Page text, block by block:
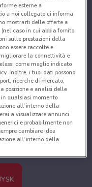
esterne a
a noi collegato ci informa
mostrarti delle offerte a
caso in cui abbia fornito
sulle prestazioni della
essere raccolte e
la connettività e
come meglio indicato
Inoltre, i tuoi dati possono
ricerche di mercato,
posizione e analisi delle
in qualsiasi momento
all'interno della
a visualizzare annunci
e probabilmente non
cambiare idea
all'interno della
per fornire:
attiva delle
Archiviare